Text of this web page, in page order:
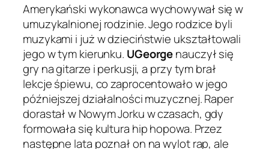
Amerykański wykonawca wychowywał się w
umuzykalnionej rodzinie. Jego rodzice byli
muzykami i już w dzieciństwie ukształtowali
jego w tym kierunku. UGeorgenauczył się
gry na gitarze i perkusji, a przy tym brał
lekcje śpiewu, co zaprocentowało w jego
późniejszej działalności muzycznej. Raper
dorastał w Nowym Jorku w czasach, gdy
formowała się kultura hip hopowa. Przez
następne lata poznał on na wylot rap, ale